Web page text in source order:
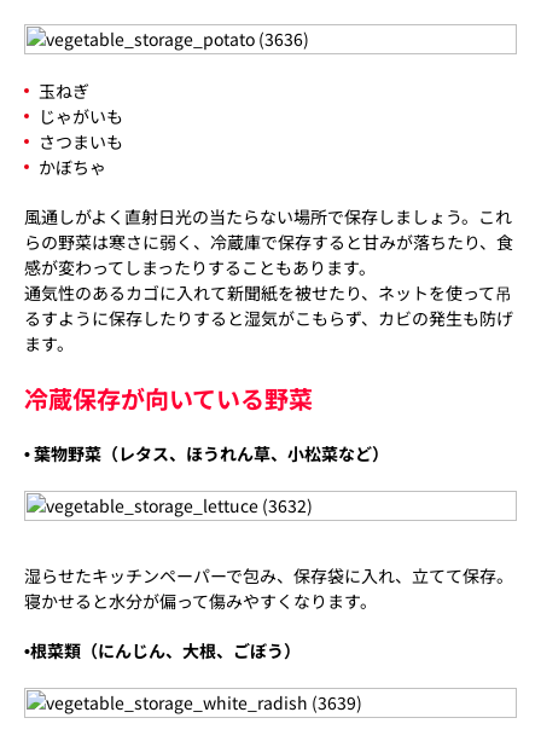
玉ねぎ
じゃがいも
さつまいも
かぼちゃ
風通しがよく直射日光の当たらない場所で保存しましょう。これ
らの野菜は寒さに弱く、冷蔵庫で保存すると甘みが落ちたり、食
感が変わってしまったりすることもあります。
通気性のあるカゴに入れて新聞紙を被せたり、ネットを使って吊
るすように保存したりすると湿気がこもらず、カビの発生も防げ
ます。
冷蔵保存が向いている野菜
• 葉物野菜（レタス、ほうれん草、小松菜など）
湿らせたキッチンペーパーで包み、保存袋に入れ、立てて保存。
寝かせると水分が偏って傷みやすくなります。
•根菜類（にんじん、大根、ごぼう）